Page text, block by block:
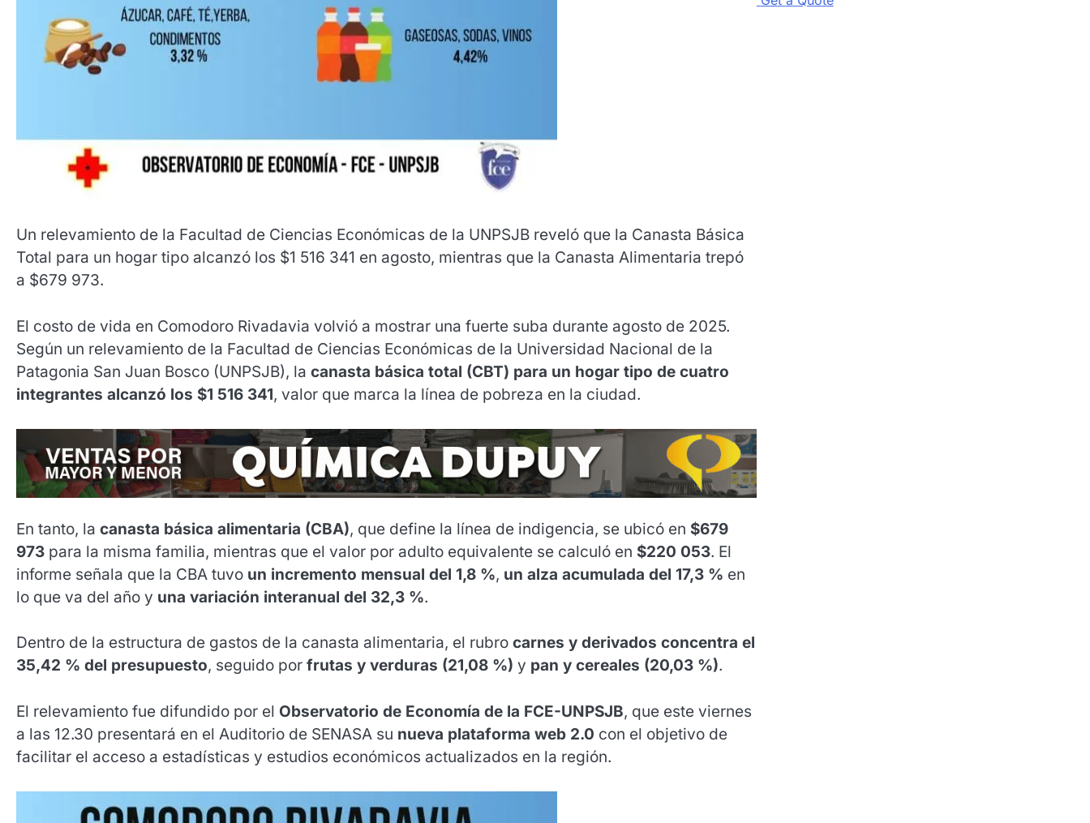
Un relevamiento de la Facultad de Ciencias Económicas de la UNPSJB reveló que la Canasta Básica
Total para un hogar tipo alcanzó los $1 516 341 en agosto, mientras que la Canasta Alimentaria trepó
a $679 973.
El costo de vida en Comodoro Rivadavia volvió a mostrar una fuerte suba durante agosto de 2025.
Según un relevamiento de la Facultad de Ciencias Económicas de la Universidad Nacional de la
Patagonia San Juan Bosco (UNPSJB), la canasta básica total (CBT) para un hogar tipo de cuatro
integrantes alcanzó los $1 516 341, valor que marca la línea de pobreza en la ciudad.
En tanto, la canasta básica alimentaria (CBA), que define la línea de indigencia, se ubicó en $679
973 para la misma familia, mientras que el valor por adulto equivalente se calculó en $220 053. El
informe señala que la CBA tuvo un incremento mensual del 1,8 %, un alza acumulada del 17,3 % en
lo que va del año y una variación interanual del 32,3 %.
Dentro de la estructura de gastos de la canasta alimentaria, el rubro carnes y derivados concentra el
35,42 % del presupuesto, seguido por frutas y verduras (21,08 %) y pan y cereales (20,03 %).
El relevamiento fue difundido por el Observatorio de Economía de la FCE-UNPSJB, que este viernes
a las 12.30 presentará en el Auditorio de SENASA su nueva plataforma web 2.0 con el objetivo de
facilitar el acceso a estadísticas y estudios económicos actualizados en la región.